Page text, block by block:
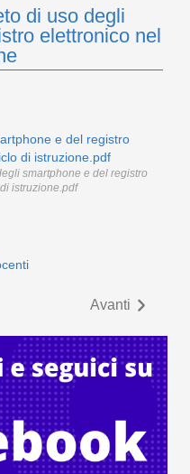
di uso degli
elettronico nel
e del registro
di istruzione.pdf
smartphone e del registro
istruzione.pdf
Avanti